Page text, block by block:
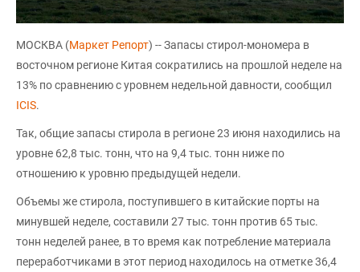
МОСКВА (Маркет Репорт) -- Запасы стирол-мономера в
восточном регионе Китая сократились на прошлой неделе на
13% по сравнению с уровнем недельной давности, сообщил
ICIS.
Так, общие запасы стирола в регионе 23 июня находились на
уровне 62,8 тыс. тонн, что на 9,4 тыс. тонн ниже по
отношению к уровню предыдущей недели.
Объемы же стирола, поступившего в китайские порты на
минувшей неделе, составили 27 тыс. тонн против 65 тыс.
тонн неделей ранее, в то время как потребление материала
переработчиками в этот период находилось на отметке 36,4